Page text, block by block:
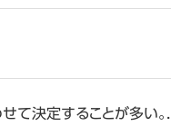
て決定することが多い。...